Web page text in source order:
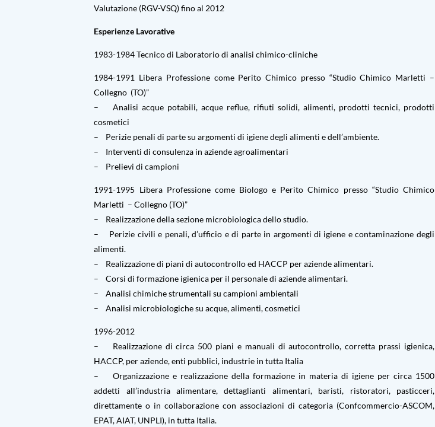
Valutazione (RGV-VSQ) fino al 2012
Esperienze Lavorative
1983-1984 Tecnico di Laboratorio di analisi chimico-cliniche
1984-1991 Libera Professione come Perito Chimico presso “Studio Chimico Marletti –
Collegno (TO)”
– Analisi acque potabili, acque reflue, rifiuti solidi, alimenti, prodotti tecnici, prodotti
cosmetici
– Perizie penali di parte su argomenti di igiene degli alimenti e dell’ambiente.
– Interventi di consulenza in aziende agroalimentari
– Prelievi di campioni
1991-1995 Libera Professione come Biologo e Perito Chimico presso “Studio Chimico
Marletti – Collegno (TO)”
– Realizzazione della sezione microbiologica dello studio.
– Perizie civili e penali, d’ufficio e di parte in argomenti di igiene e contaminazione degli
alimenti.
– Realizzazione di piani di autocontrollo ed HACCP per aziende alimentari.
– Corsi di formazione igienica per il personale di aziende alimentari.
– Analisi chimiche strumentali su campioni ambientali
– Analisi microbiologiche su acque, alimenti, cosmetici
1996-2012
– Realizzazione di circa 500 piani e manuali di autocontrollo, corretta prassi igienica,
HACCP, per aziende, enti pubblici, industrie in tutta Italia
– Organizzazione e realizzazione della formazione in materia di igiene per circa 1500
addetti all’industria alimentare, dettaglianti alimentari, baristi, ristoratori, pasticceri,
direttamente o in collaborazione con associazioni di categoria (Confcommercio-ASCOM,
EPAT, AIAT, UNPLI), in tutta Italia.